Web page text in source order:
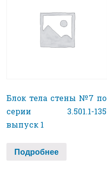
Блок тела стены №7 по
серии 3.501.1-135
выпуск 1
Подробнее